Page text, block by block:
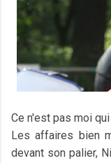
Ce n'est pas moi
Les affaires bien
devant son palier,